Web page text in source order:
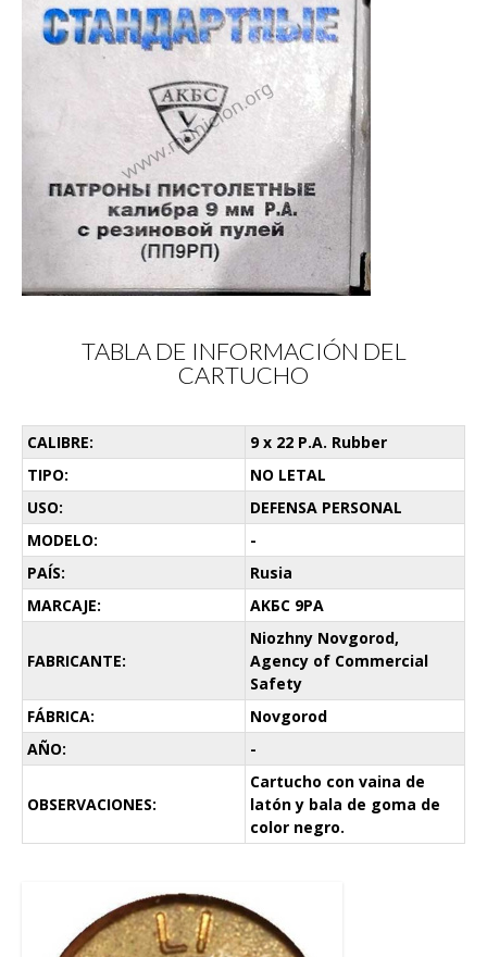
TABLA DE INFORMACIÓN DEL
CARTUCHO
CALIBRE:
9 x 22 P.A. Rubber
TIPO:
NO LETAL
USO:
DEFENSA PERSONAL
MODELO:
-
PAÍS:
Rusia
MARCAJE:
AKБC 9PA
FABRICANTE:
Niozhny Novgorod,
Agency of Commercial
Safety
FÁBRICA:
Novgorod
AÑO:
-
OBSERVACIONES:
Cartucho con vaina de
latón y bala de goma de
color negro.